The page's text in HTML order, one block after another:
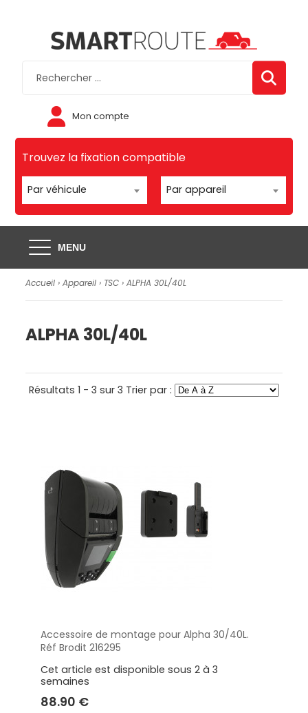
Mon compte
Trouvez la fixation compatible
Par véhicule Par appareil
MENU
Accueil ›Appareil › TSC ›ALPHA 30L/40L
ALPHA 30L/40L
Résultats 1 - 3 sur 3 Trier par :
Aperçu
Accessoire de montage pour Alpha 30/40L.
Réf Brodit 216295
Cet article est disponible sous 2 à 3
semaines
88.90 €